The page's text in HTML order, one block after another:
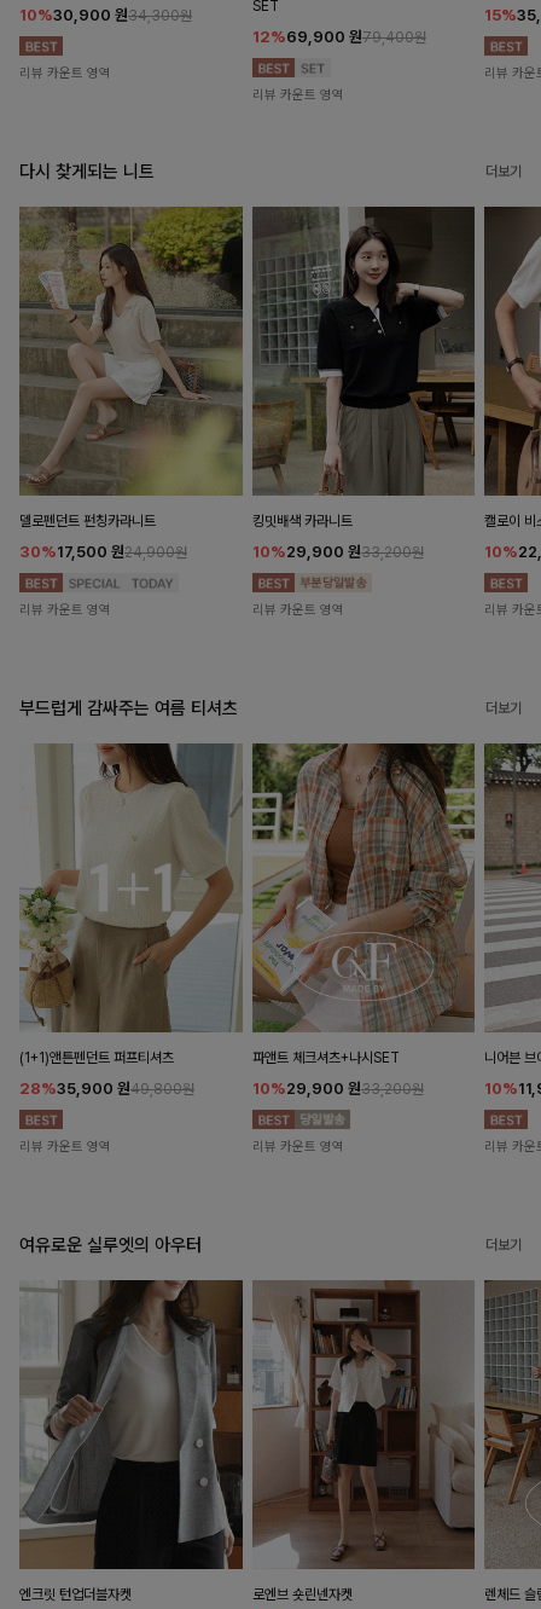
10%30,900 원34,300원
리뷰 카운트 영역
SET
12%69,900 원79,400원
리뷰 카운트 영역
15%
리뷰 카운
다시 찾게되는 니트 더보기
델로펜던트 펀칭카라니트
30%17,500 원24,900원
리뷰 카운트 영역
킹밋배색 카라니트
10%29,900 원33,200원
리뷰 카운트 영역
캘로이 비
10%
리뷰 카운
부드럽게 감싸주는 여름 티셔츠 더보기
(1+1)앤튼펜던트 퍼프티셔츠
28%35,900 원49,800원
리뷰 카운트 영역
파앤트 체크셔츠+나시SET
10%29,900 원33,200원
리뷰 카운트 영역
니어븐 브
10%
리뷰 카운
여유로운 실루엣의 아우터 더보기
엔크릿 턴업더블자켓 로엔브 숏린넨자켓 렌체드